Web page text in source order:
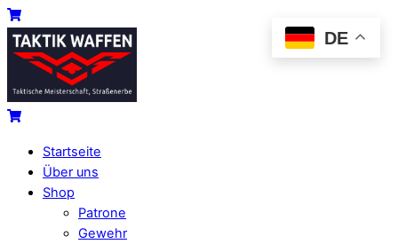
Skip
to
content
Menu
Cart
Cart
Startseite
Über uns
Shop
Patrone
Gewehr
DE